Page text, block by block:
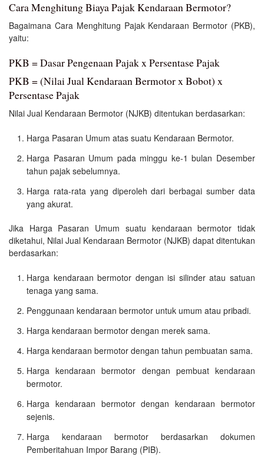
Cara Menghitung Biaya Pajak Kendaraan Bermotor?
Bagaimana Cara Menghitung Pajak Kendaraan Bermotor (PKB),
yaitu:
PKB = Dasar Pengenaan Pajak x Persentase Pajak
PKB = (Nilai Jual Kendaraan Bermotor x Bobot) x
Persentase Pajak
Nilai Jual Kendaraan Bermotor (NJKB) ditentukan berdasarkan:
Harga Pasaran Umum atas suatu Kendaraan Bermotor.
Harga Pasaran Umum pada minggu ke-1 bulan Desember
tahun pajak sebelumnya.
Harga rata-rata yang diperoleh dari berbagai sumber data
yang akurat.
Jika Harga Pasaran Umum suatu kendaraan bermotor tidak
diketahui, Nilai Jual Kendaraan Bermotor (NJKB) dapat ditentukan
berdasarkan:
Harga kendaraan bermotor dengan isi silinder atau satuan
tenaga yang sama.
Penggunaan kendaraan bermotor untuk umum atau pribadi.
Harga kendaraan bermotor dengan merek sama.
Harga kendaraan bermotor dengan tahun pembuatan sama.
Harga kendaraan bermotor dengan pembuat kendaraan
bermotor.
Harga kendaraan bermotor dengan kendaraan bermotor
sejenis.
Harga kendaraan bermotor berdasarkan dokumen
Pemberitahuan Impor Barang (PIB).